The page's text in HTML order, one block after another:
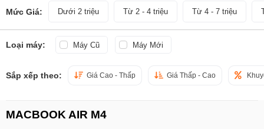
Mức Giá: Dưới 2 triệu Từ 2 - 4 triệu Từ 4 - 7 triệu
Loại máy: Máy Cũ Máy Mới
Sắp xếp theo: Giá Cao - Thấp Giá Thấp - Cao
MACBOOK AIR M4